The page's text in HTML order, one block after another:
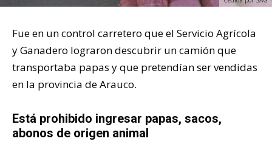
Fue en un control carretero que el Servicio Agrícola
y Ganadero lograron descubrir un camión que
transportaba papas y que pretendían ser vendidas
en la provincia de Arauco.
Está prohibido ingresar papas, sacos,
abonos de origen animal